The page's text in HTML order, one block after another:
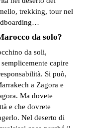
trekking, tour nel
da solo?
da soli,
capire
Si può,
a Zagora e
Ma dovete
e che dovrete
Nel deserto di